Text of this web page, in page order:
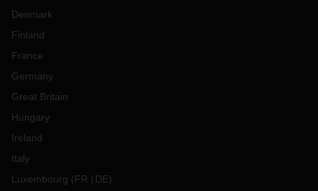
Denmark
Finland
France
Germany
Great Britain
Hungary
Ireland
Italy
Luxembourg (FR DE)